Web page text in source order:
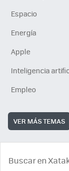
Espacio
Energía
Apple
Inteligencia
Empleo
VER MÁS TEMAS